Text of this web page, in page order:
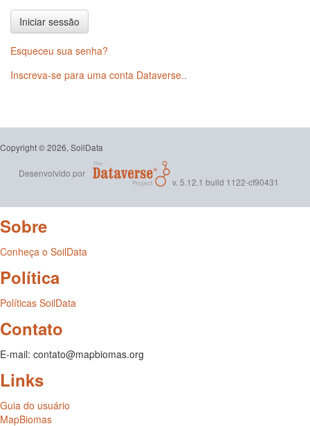
Iniciar sessão
Esqueceu sua senha?
Inscreva-se para uma conta Dataverse..
Copyright © 2026, SoilData
Desenvolvido por
v. 5.12.1 build 1122-cf90431
Sobre
Conheça o SoilData
Política
Políticas SoilData
Contato
E-mail: contato@mapbiomas.org
Links
Guia do usuário
MapBiomas